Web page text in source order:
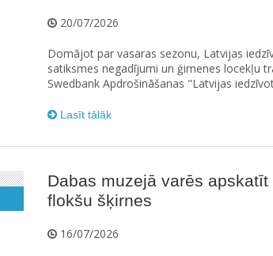
20/07/2026
Domājot par vasaras sezonu, Latvijas
satiksmes negadījumi un ģimenes locekļu
Swedbank Apdrošināšanas "Latvijas
Lasīt tālāk
Dabas muzejā varēs
flokšu šķirnes
16/07/2026